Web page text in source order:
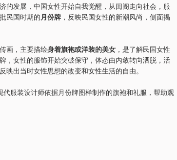
的发展，中国女性开始自我觉醒，从闺阁走向社会，服
民国时期的月份牌 ，反映民国女性的新潮风尚，侧面揭
画，主要描绘身着旗袍或洋装的美女 ，是了解民国女性
，女性的服饰开始突破保守，体态由内敛转向洒脱，活
出当时女性思想的改变和女性生活的自由。
代服装设计师依据月份牌图样制作的旗袍和礼服，帮助观